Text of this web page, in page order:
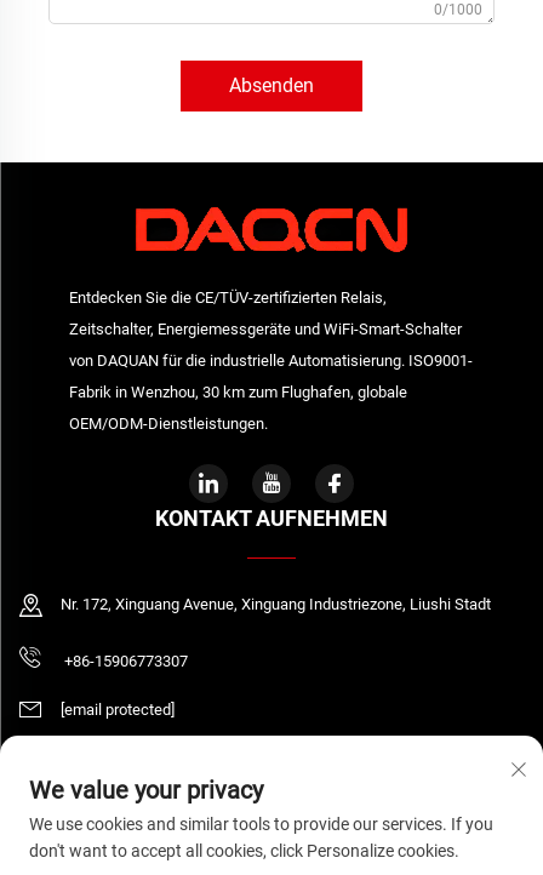
0/1000
Absenden
Entdecken Sie die CE/TÜV-zertifizierten Relais,
Zeitschalter, Energiemessgeräte und WiFi-Smart-Schalter
von DAQUAN für die industrielle Automatisierung. ISO9001-
Fabrik in Wenzhou, 30 km zum Flughafen, globale
OEM/ODM-Dienstleistungen.
KONTAKT AUFNEHMEN
Nr. 172, Xinguang Avenue, Xinguang Industriezone, Liushi Stadt
+86-15906773307
[email protected]
Urheberrecht © 2026 WENZHOU DAQUAN ELECTRIC CO.,LTD Alle Rechte
vorbehalten. Datenschutzrichtlinie
We value your privacy
We use cookies and similar tools to provide our services. If you
don't want to accept all cookies, click Personalize cookies.